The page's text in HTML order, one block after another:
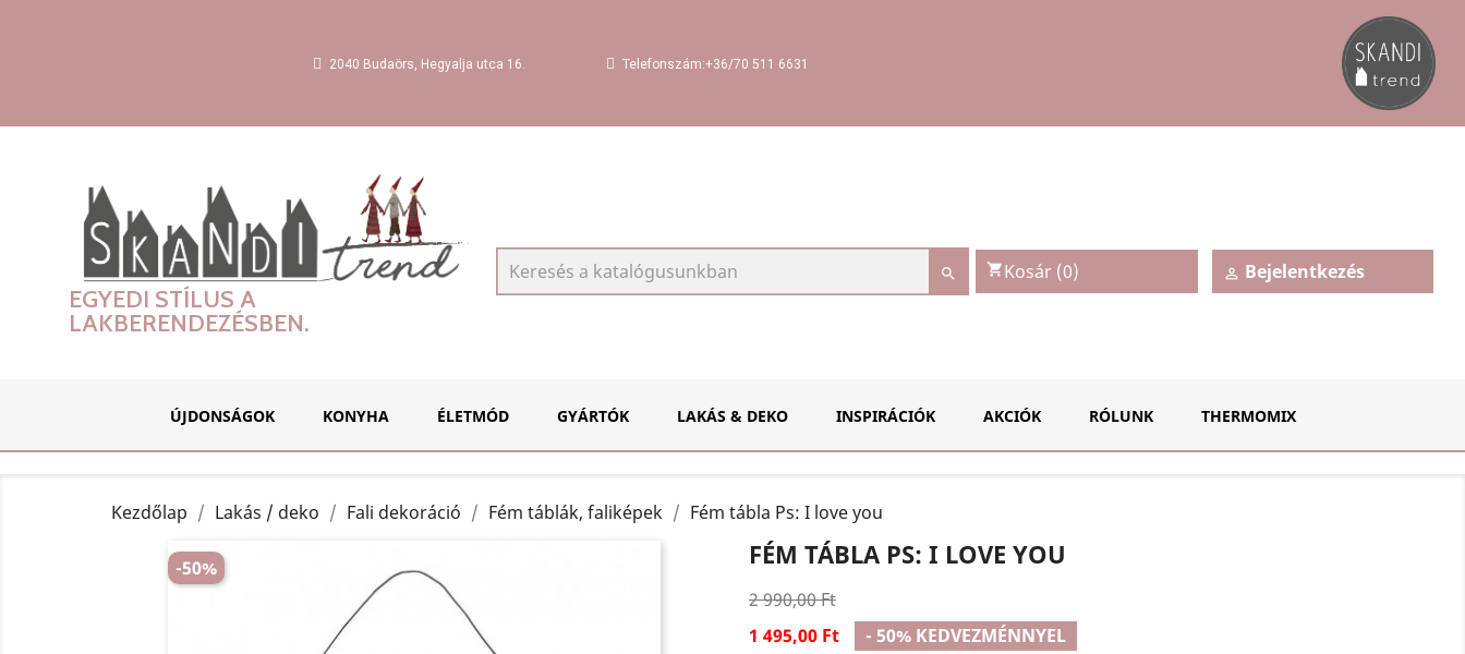
2040 Budaörs, Hegyalja utca 16. Telefonszám:+36/70 511 6631
EGYEDI STÍLUS A
LAKBERENDEZÉSBEN.
 shopping_cartKosár (0)  Bejelentkezés
ÚJDONSÁGOK KONYHA ÉLETMÓD GYÁRTÓK LAKÁS & DEKO INSPIRÁCIÓK AKCIÓK RÓLUNK THERMOMIX
Kezdőlap Lakás / deko Fali dekoráció Fém táblák, faliképek Fém tábla Ps: I love you
-50% FÉM TÁBLA PS: I LOVE YOU
2 990,00 Ft
1 495,00 Ft
- 50% KEDVEZMÉNNYEL